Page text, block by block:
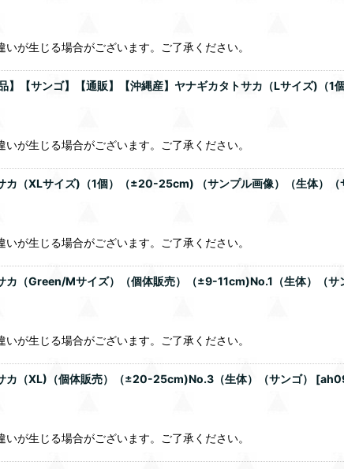
が生じる場合がございます。ご了承ください。
】【サンゴ】【通販】【沖縄産】ヤナギカタトサカ（Lサイズ)（
が生じる場合がございます。ご了承ください。
カ（XLサイズ)（1個）（±20-25cm) （サンプル画像）（生体）（
が生じる場合がございます。ご了承ください。
カ（Green/Mサイズ）（個体販売）（±9-11cm)No.1（生体）（サ
が生じる場合がございます。ご了承ください。
カ（XL)（個体販売）（±20-25cm)No.3（生体）（サンゴ） [
が生じる場合がございます。ご了承ください。